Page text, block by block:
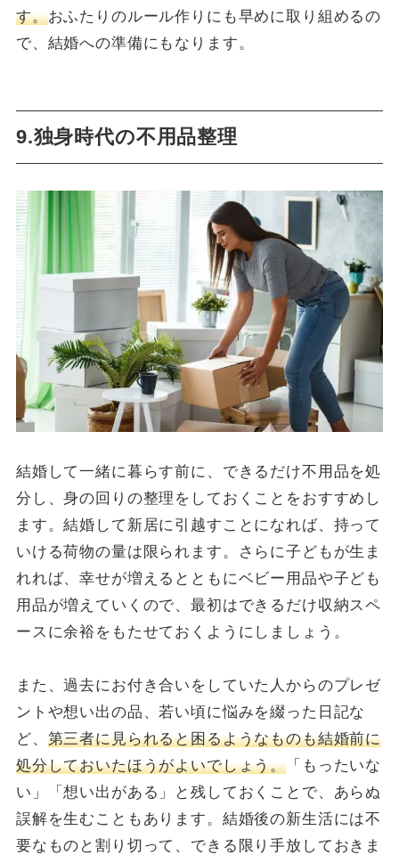
す。おふたりのルール作りにも早めに取り組めるの
で、結婚への準備にもなります。
9.独身時代の不用品整理
結婚して一緒に暮らす前に、できるだけ不用品を処
分し、身の回りの整理をしておくことをおすすめし
ます。結婚して新居に引越すことになれば、持って
いける荷物の量は限られます。さらに子どもが生ま
れれば、幸せが増えるとともにベビー用品や子ども
用品が増えていくので、最初はできるだけ収納スペ
ースに余裕をもたせておくようにしましょう。
また、過去にお付き合いをしていた人からのプレゼ
ントや想い出の品、若い頃に悩みを綴った日記な
ど、 第三者に見られると困るようなものも結婚前に
処分しておいたほうがよいでしょう。 「もったいな
い」「想い出がある」と残しておくことで、あらぬ
誤解を生むこともあります。結婚後の新生活には不
要なものと割り切って、できる限り手放しておきま